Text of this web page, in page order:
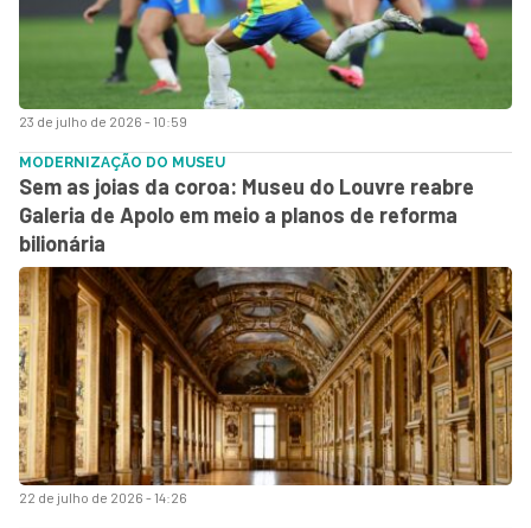
23 de julho de 2026 - 10:59
22 de julho de 2026 - 14:26
MODERNIZAÇÃO DO MUSEU
Sem as joias da coroa: Museu do Louvre reabre
Galeria de Apolo em meio a planos de reforma
bilionária